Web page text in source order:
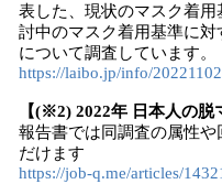
表した、現状のマスク着
討中のマスク着用基準に
について調査しています。
https://laibo.jp/info/
【(※2) 2022年 日本人の脱
報告書では同調査の属性
だけます
https://job-q.me/articles/